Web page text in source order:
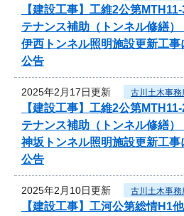
【建設工事】工維2公第
テナンス補助（トンネル修繕）
伊西トンネル照明施設更新工
公告
2025年2月17日更新 古川土木事務
【建設工事】工維2公第
テナンス補助（トンネル修繕）
神坂トンネル照明施設更新工
公告
2025年2月10日更新 古川土木事務
【建設工事】工河公第総情